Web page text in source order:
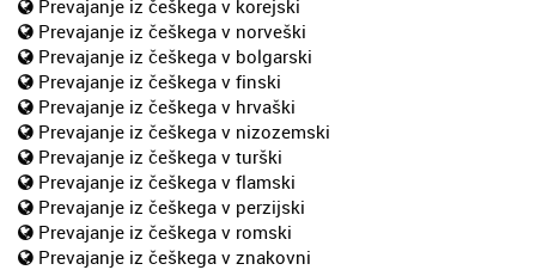
Prevajanje iz češkega v korejski
Prevajanje iz češkega v norveški
Prevajanje iz češkega v bolgarski
Prevajanje iz češkega v finski
Prevajanje iz češkega v hrvaški
Prevajanje iz češkega v nizozemski
Prevajanje iz češkega v turški
Prevajanje iz češkega v flamski
Prevajanje iz češkega v perzijski
Prevajanje iz češkega v romski
Prevajanje iz češkega v znakovni